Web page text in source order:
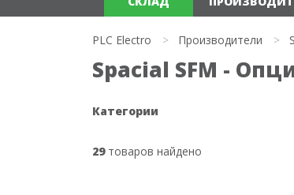
PLC Electro > Производители >
Spacial SFM -
Категории
29товаров найдено